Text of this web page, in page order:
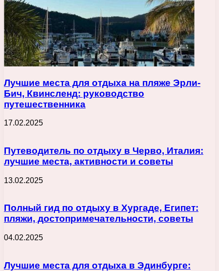
Лучшие места для отдыха на пляже Эрли-
Бич, Квинсленд: руководство
путешественника
17.02.2025
Путеводитель по отдыху в Черво, Италия:
лучшие места, активности и советы
13.02.2025
Полный гид по отдыху в Хургаде, Египет:
пляжи, достопримечательности, советы
04.02.2025
Лучшие места для отдыха в Эдинбурге: